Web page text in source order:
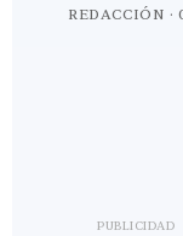
REDACCIÓN ·
PUBLICIDAD